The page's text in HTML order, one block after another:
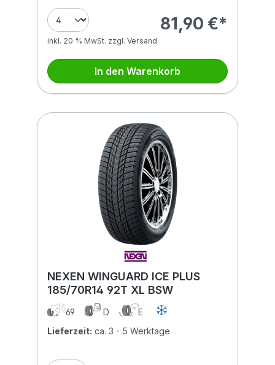
81,90 €*
inkl. 20 % MwSt. zzgl. Versand
In den Warenkorb
NEXEN WINGUARD ICE PLUS
185/70R14 92T XL BSW
69 D
E
Lieferzeit: ca. 3 - 5 Werktage